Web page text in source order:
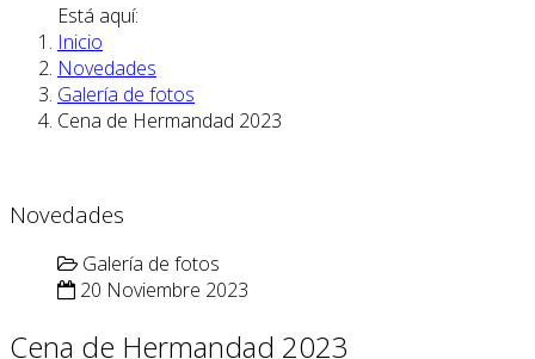
Está aquí:
Inicio
Novedades
Galería de fotos
Cena de Hermandad 2023
Novedades
Galería de fotos
20 Noviembre 2023
Cena de Hermandad 2023